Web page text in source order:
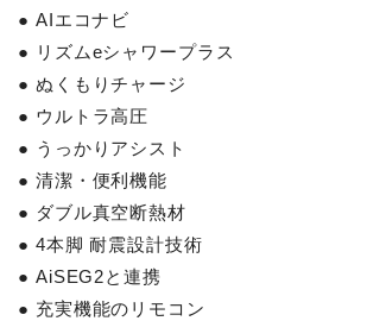
● AIエコナビ
● リズムeシャワープラス
● ぬくもりチャージ
● ウルトラ高圧
● うっかりアシスト
● 清潔・便利機能
● ダブル真空断熱材
● 4本脚 耐震設計技術
● AiSEG2と連携
● 充実機能のリモコン